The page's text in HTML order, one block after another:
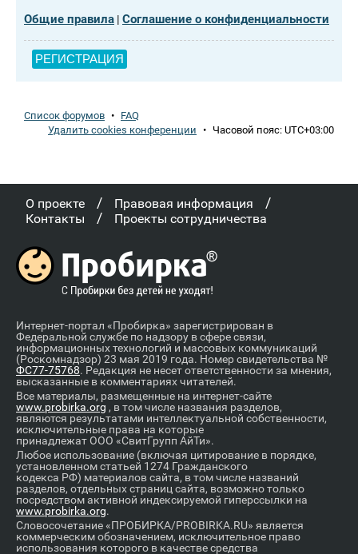
Общие правила | Соглашение о конфиденциальности
РЕГИСТРАЦИЯ
Список форумов • FAQ
Удалить cookies конференции • Часовой пояс: UTC+03:00
О проекте / Правовая информация /
Контакты / Проекты сотрудничества
Интернет-портал «Пробирка» зарегистрирован в
Федеральной службе по надзору в сфере связи,
информационных технологий и массовых коммуникаций
(Роскомнадзор) 23 мая 2019 года. Номер свидетельства №
ФС77-75768. Редакция не несет ответственности за мнения,
высказанные в комментариях читателей.
Все материалы, размещенные на интернет-сайте
www.probirka.org , в том числе названия разделов,
являются результатами интеллектуальной собственности,
исключительные права на которые
принадлежат ООО «СвитГрупп АйТи».
Любое использование (включая цитирование в порядке,
установленном статьей 1274 Гражданского
кодекса РФ) материалов сайта, в том числе названий
разделов, отдельных страниц сайта, возможно только
посредством активной индексируемой гиперссылки на
www.probirka.org.
Словосочетание «ПРОБИРКА/PROBIRKA.RU» является
коммерческим обозначением, исключительное право
использования которого в качестве средства